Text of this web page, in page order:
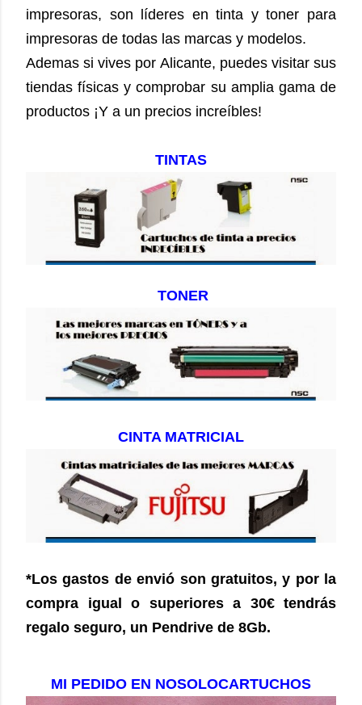
impresoras, son líderes en tinta y toner para
impresoras de todas las marcas y modelos.
Ademas si vives por Alicante, puedes visitar sus
tiendas físicas y comprobar su amplia gama de
productos ¡Y a un precios increíbles!
TINTAS
TONER
CINTA MATRICIAL
*Los gastos de envió son gratuitos,y por la
compra igual o superiores a 30€ tendrás
regalo seguro, un Pendrive de 8Gb.
MI PEDIDO EN NOSOLOCARTUCHOS